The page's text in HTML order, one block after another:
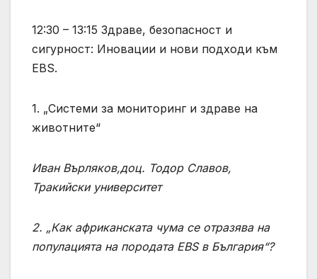
12:30 – 13:15 Здраве, безопасност и
сигурност: Иновации и нови подходи към
EBS.
1. „Системи за мониторинг и здраве на
животните“
Иван Върляков,доц. Тодор Славов,
Тракийски университет
2. „Как африканската чума се отразява на
популацията на породата EBS в България“?